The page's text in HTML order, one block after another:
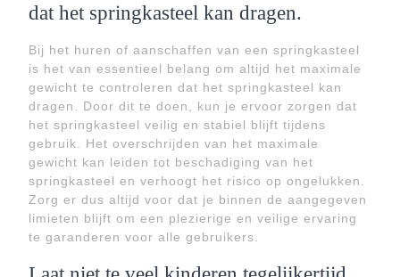
dat het springkasteel kan dragen.
Bij het huren of aanschaffen van een springkasteel
is het van essentieel belang om altijd het maximale
gewicht te controleren dat het springkasteel kan
dragen. Door dit te doen, kun je ervoor zorgen dat
het springkasteel veilig en stabiel blijft tijdens
gebruik. Het overschrijden van het maximale
gewicht kan leiden tot beschadiging van het
springkasteel en verhoogt het risico op ongelukken.
Zorg er dus altijd voor dat je binnen de aangegeven
limieten blijft om een plezierige en veilige ervaring
te garanderen voor alle gebruikers.